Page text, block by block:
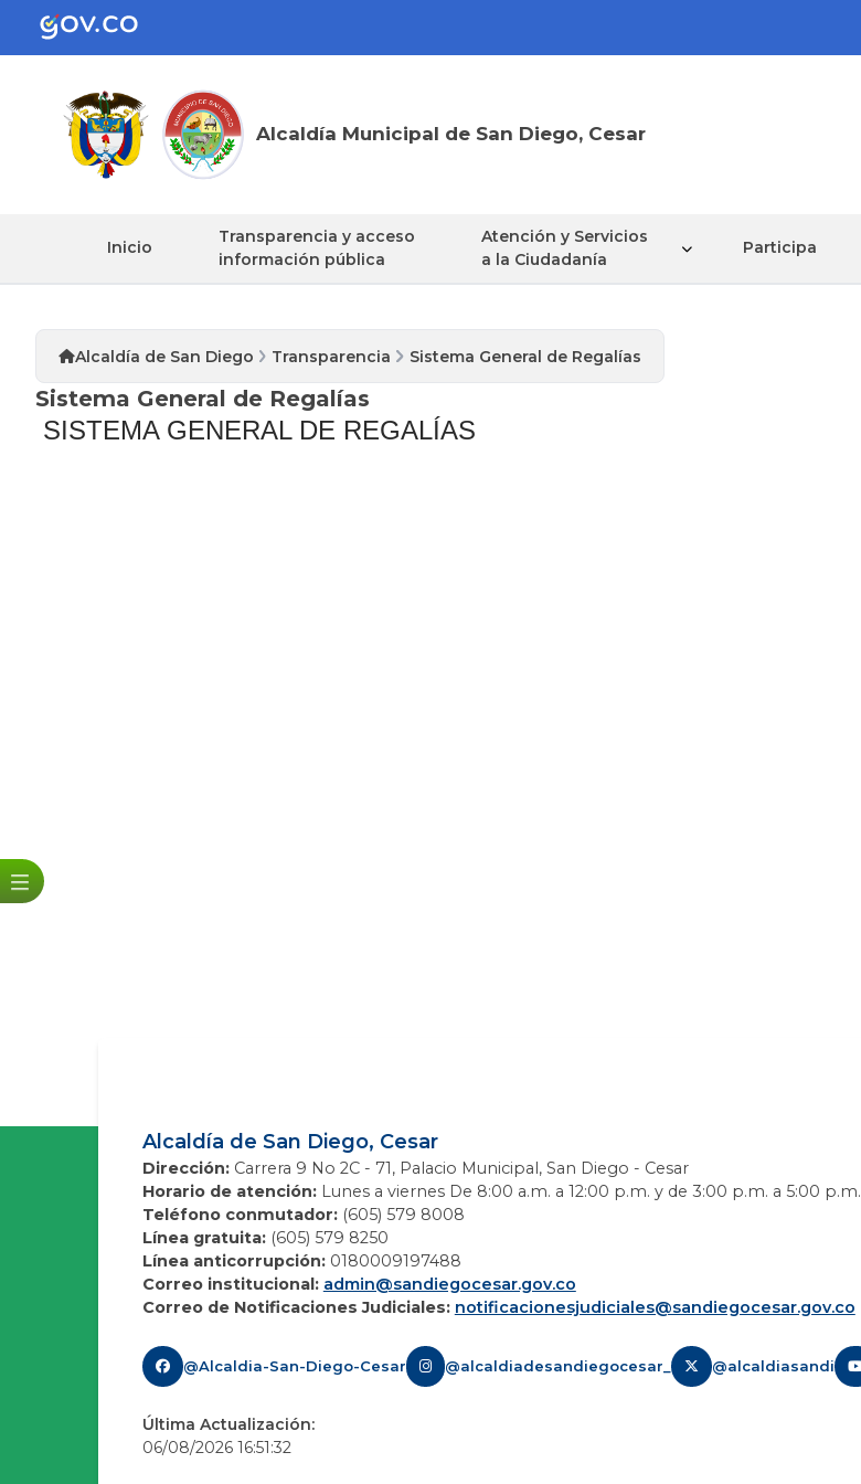
Alcaldía Municipal de San Diego, Cesar
Inicio
Transparencia y acceso
información pública
Atención y Servicios
a la Ciudadanía
Participa
Alcaldía de San Diego Transparencia Sistema General de Regalías
Sistema General de Regalías
SISTEMA GENERAL DE REGALÍAS
Alcaldía de San Diego, Cesar
Dirección:Carrera 9 No 2C - 71, Palacio Municipal, San Diego - Cesar
Horario de atención:Lunes a viernes De 8:00 a.m. a 12:00 p.m. y de 3:00 p.m. a 5:00 p.m.
Teléfono conmutador:(605) 579 8008
Línea gratuita:(605) 579 8250
Línea anticorrupción:0180009197488
Correo institucional: admin@sandiegocesar.gov.co
Correo de Notificaciones Judiciales: notificacionesjudiciales@sandiegocesar.gov.co
@Alcaldia-San-Diego-Cesar @alcaldiadesandiegocesar_ @alcaldiasandi
Última Actualización:
06/08/2026 16:51:32